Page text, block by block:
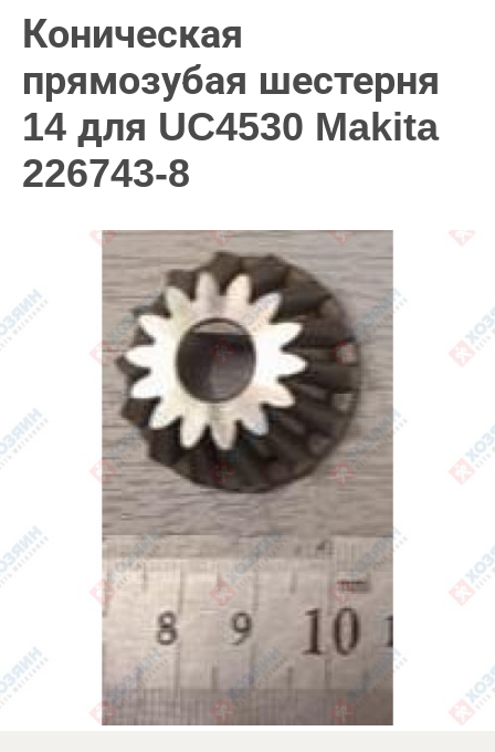
Коническая
прямозубая шестерня
14 для UC4530 Makita
226743-8